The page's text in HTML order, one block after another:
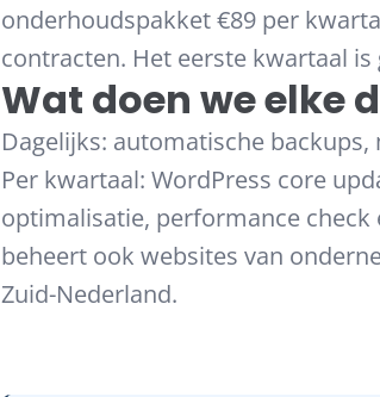
onderhoudspakket €89 per
contracten. Het eerste kwartaal
Wat doen we elke
Dagelijks: automatische
Per kwartaal: WordPress core
optimalisatie, performance
beheert ook websites van
Zuid-Nederland.